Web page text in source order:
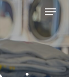
Menu